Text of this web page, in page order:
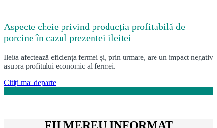
Aspecte cheie privind producția profitabilă de
porcine în cazul prezentei ileitei
Ileita afectează eficiența fermei și, prin urmare, are un impact negativ
asupra profitului economic al fermei.
Citiți mai departe
FII MEREU INFORMAT